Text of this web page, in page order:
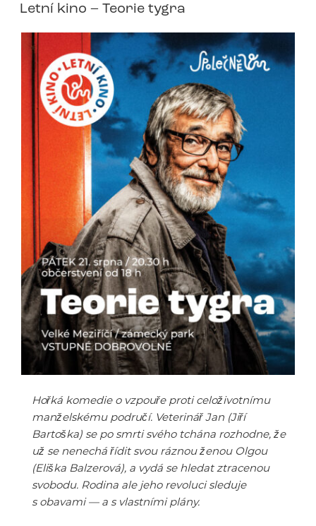
Letní kino – Teorie tygra
Hořká komedie o vzpouře proti celoživotnímu
manželskému područí. Veterinář Jan (Jiří
Bartoška) se po smrti svého tchána rozhodne, že
už se nenechá řídit svou ráznou ženou Olgou
(Eliška Balzerová), a vydá se hledat ztracenou
svobodu. Rodina ale jeho revoluci sleduje
s obavami — a s vlastními plány.